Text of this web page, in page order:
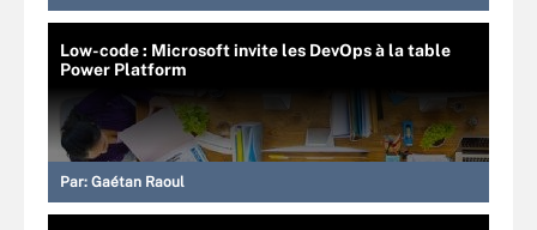
Low-code : Microsoft invite les DevOps à la table
Power Platform
Par: Gaétan Raoul